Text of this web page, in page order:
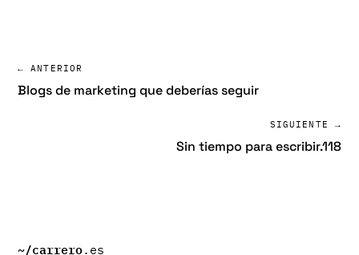
← ANTERIOR
Blogs de marketing que deberías seguir
SIGUIENTE →
Sin tiempo para escribir.118
~/carrero.es